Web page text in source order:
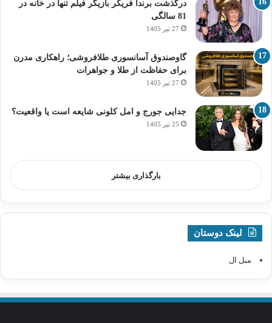
درگذشت برندا فریکر بازیگر فیلم تنها در خانه در
81 سالگی
27 تیر 1405
گاوصندوق آسانسوری طلافروشی؛ راهکاری مدرن
برای حفاظت از طلا و جواهرات
27 تیر 1405
جدایی جورج و امل کلونی شایعه است یا واقعیت؟
25 تیر 1405
بارگذاری بیشتر
لینک دوستان
مبل ال